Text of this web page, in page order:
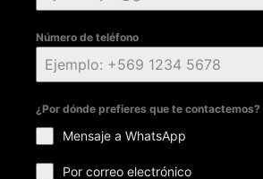
Número de teléfono
¿Por dónde prefieres que te contactemos?
Mensaje a WhatsApp
Por correo electrónico